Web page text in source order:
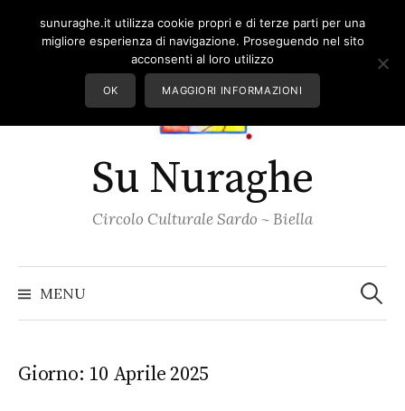
Su Nuraghe
Circolo Culturale Sardo ~ Biella
MENU per:
Giorno: 10 Aprile 2025
sunuraghe.it utilizza cookie propri e di terze parti per una
migliore esperienza di navigazione. Proseguendo nel sito
acconsenti al loro utilizzo
OK MAGGIORI INFORMAZIONI